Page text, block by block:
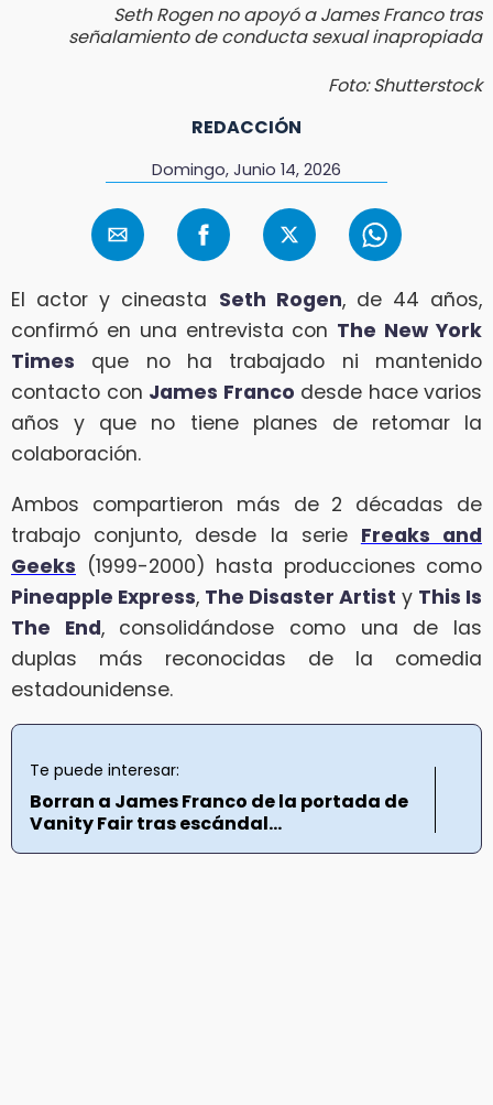
Seth Rogen no apoyó a James Franco tras
señalamiento de conducta sexual inapropiada
Foto: Shutterstock
REDACCIÓN
Domingo, Junio 14, 2026
El actor y cineasta Seth Rogen, de 44 años,
confirmó en una entrevista con The New York
Times que no ha trabajado ni mantenido
contacto con James Franco desde hace varios
años y que no tiene planes de retomar la
colaboración.
Ambos compartieron más de 2 décadas de
trabajo conjunto, desde la serie Freaks and
Geeks (1999-2000) hasta producciones como
Pineapple Express, The Disaster Artist y This Is
The End, consolidándose como una de las
duplas más reconocidas de la comedia
estadounidense.
Te puede interesar:
Borran a James Franco de la portada de
Vanity Fair tras escándal...